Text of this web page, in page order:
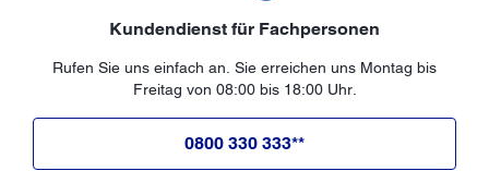
Kundendienst für Fachpersonen
Rufen Sie uns einfach an. Sie erreichen uns Montag bis
Freitag von 08:00 bis 18:00 Uhr.
0800 330 333**